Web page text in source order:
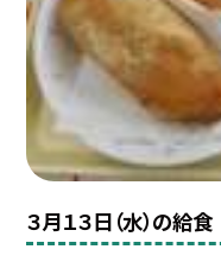
３月１３日（水）の給食